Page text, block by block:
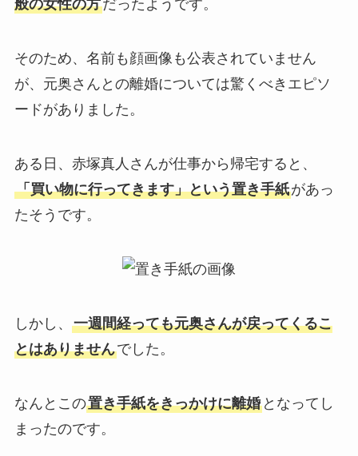
般の女性の方だったようです。
そのため、名前も顔画像も公表されていません
が、元奥さんとの離婚については驚くべきエピソ
ードがありました。
ある日、赤塚真人さんが仕事から帰宅すると、
「買い物に行ってきます」という置き手紙があっ
たそうです。
しかし、 一週間経っても元奥さんが戻ってくるこ
とはありませんでした。
なんとこの置き手紙をきっかけに離婚となってし
まったのです。